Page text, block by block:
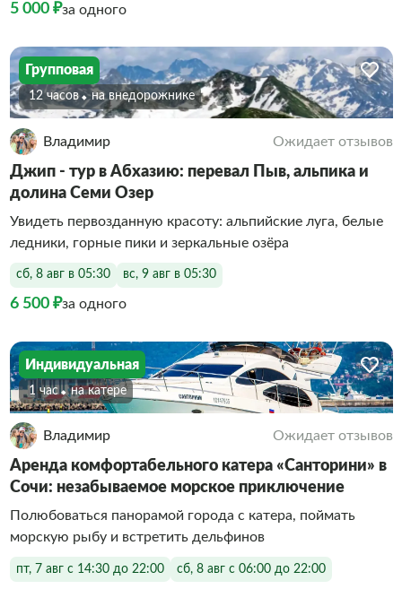
5 000 ₽за одного
Групповая
12 часов На внедорожнике
Владимир Ожидает отзывов
Джип - тур в Абхазию: перевал Пыв, альпика и
долина Семи Озер
Увидеть первозданную красоту: альпийские луга, белые
ледники, горные пики и зеркальные озёра
сб, 8 авг в 05:30 вс, 9 авг в 05:30
6 500 ₽за одного
Индивидуальная
1 час На катере
Владимир Ожидает отзывов
Аренда комфортабельного катера «Санторини» в
Сочи: незабываемое морское приключение
Полюбоваться панорамой города с катера, поймать
морскую рыбу и встретить дельфинов
пт, 7 авг с 14:30 до 22:00 сб, 8 авг с 06:00 до 22:00